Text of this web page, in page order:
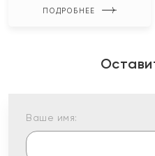
ПОДРОБНЕЕ
Ваше имя: